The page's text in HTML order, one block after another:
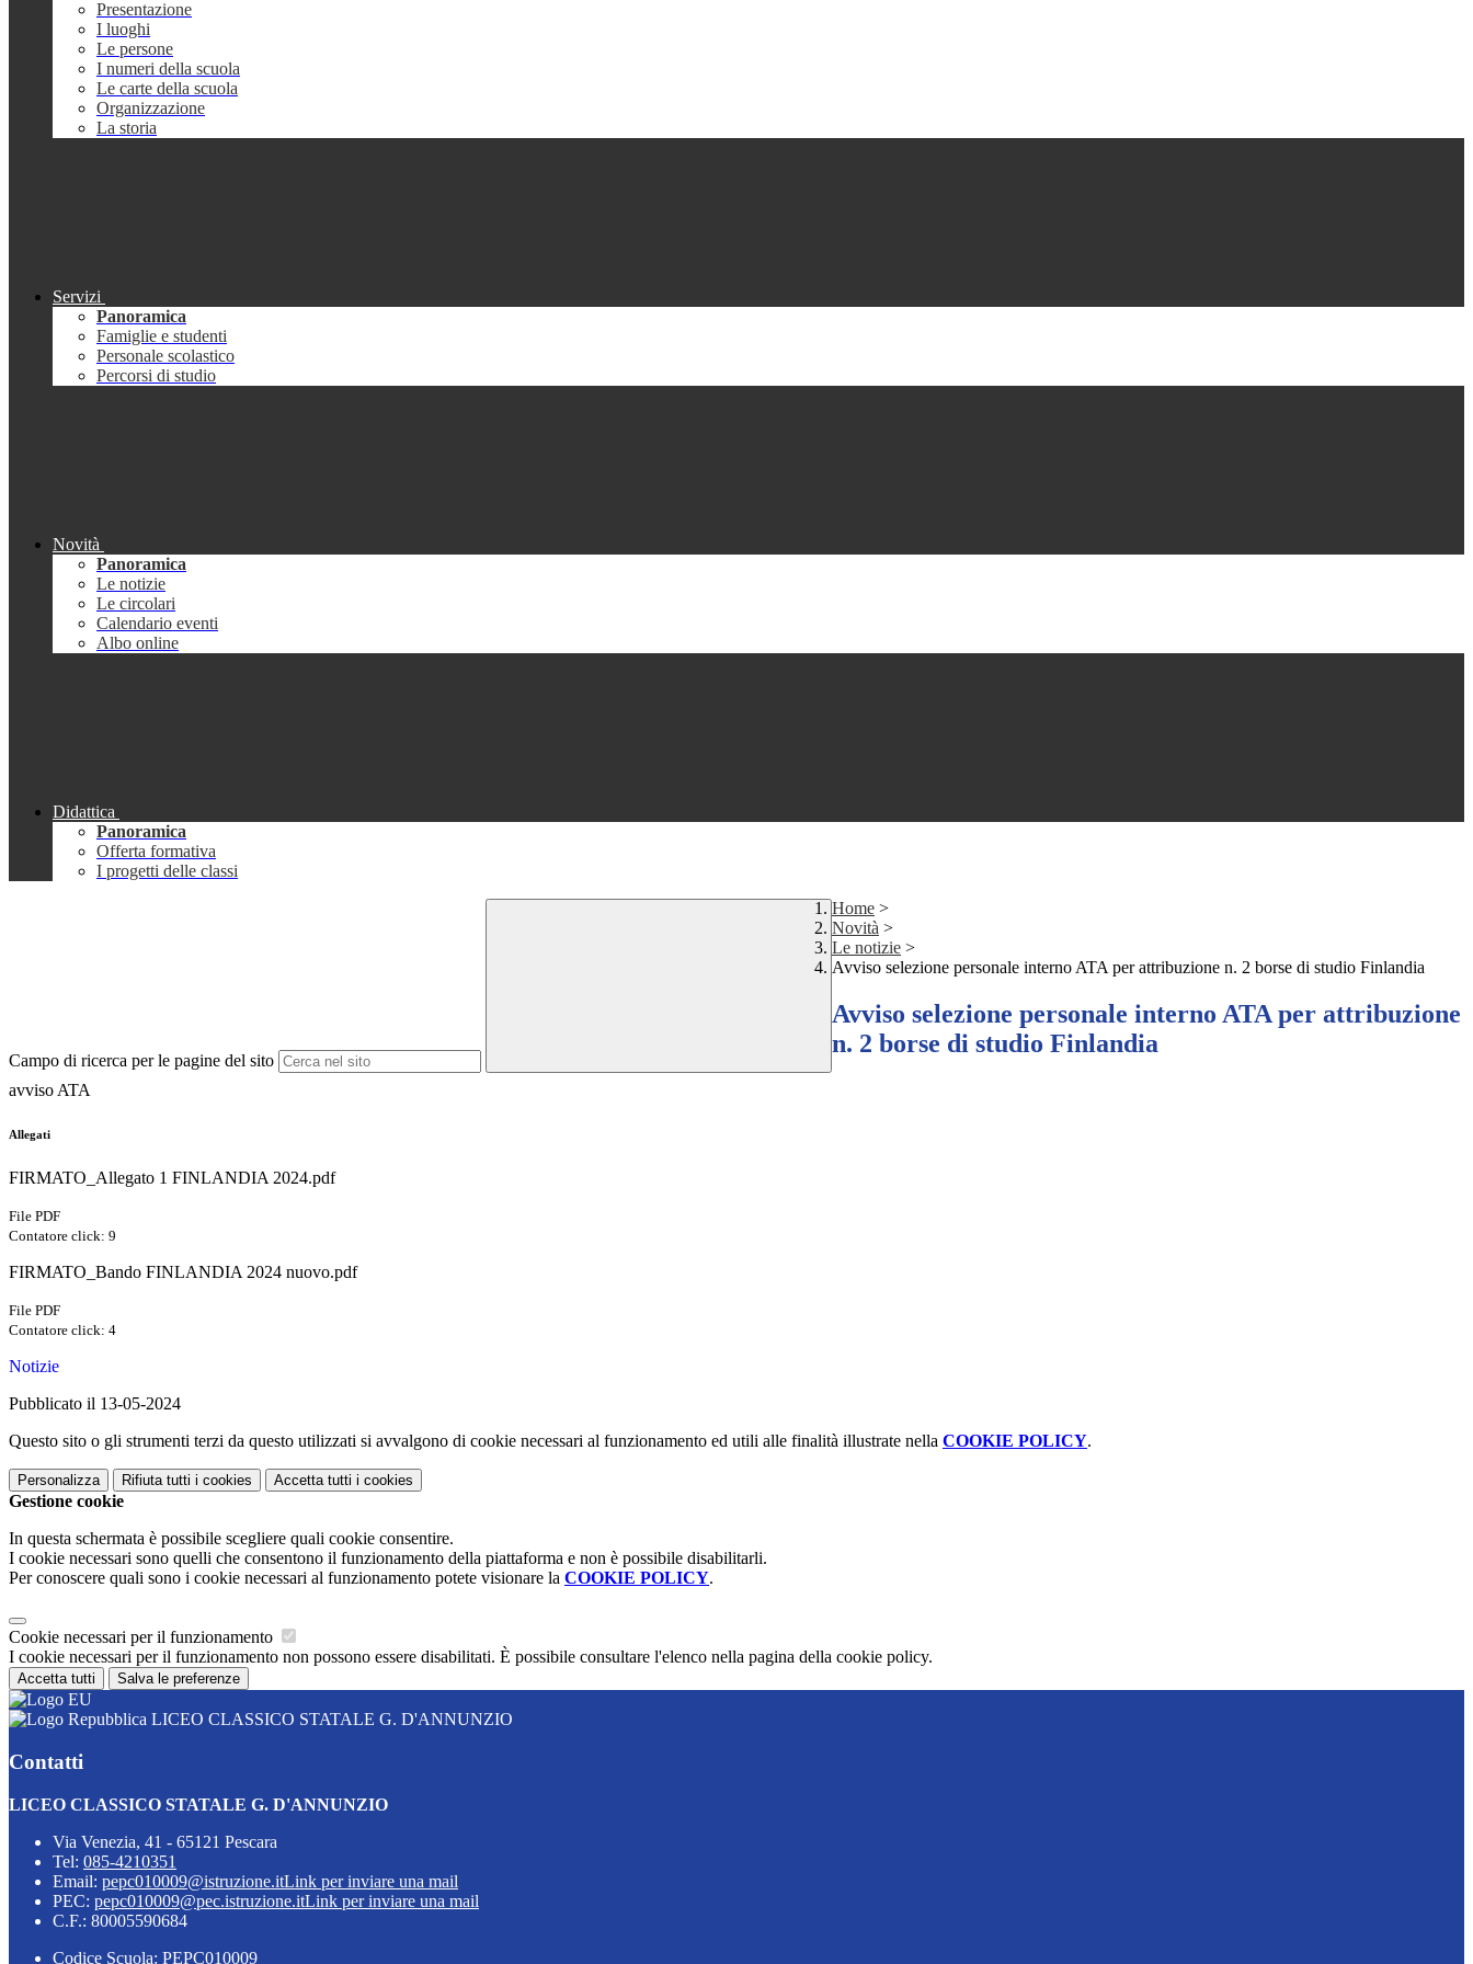
Presentazione
I luoghi
Le persone
I numeri della scuola
Le carte della scuola
Organizzazione
La storia
Servizi
Panoramica
Famiglie e studenti
Personale scolastico
Percorsi di studio
Novità
Panoramica
Le notizie
Le circolari
Calendario eventi
Albo online
Didattica
Panoramica
Offerta formativa
I progetti delle classi
Campo di ricerca per le pagine del sito
Home >
Novità >
Le notizie >
Avviso selezione personale interno ATA per attribuzione n. 2 borse di studio Finlandia
Avviso selezione personale interno ATA per attribuzione
n. 2 borse di studio Finlandia
avviso ATA
Allegati
FIRMATO_Allegato 1 FINLANDIA 2024.pdf
File PDF
Contatore click: 9
FIRMATO_Bando FINLANDIA 2024 nuovo.pdf
File PDF
Contatore click: 4
Notizie
Pubblicato il 13-05-2024
Questo sito o gli strumenti terzi da questo utilizzati si avvalgono di cookie necessari al funzionamento ed utili alle finalità illustrate nella COOKIE POLICY.
Personalizza Rifiuta tutti i cookies Accetta tutti i cookies
Gestione cookie
In questa schermata è possibile scegliere quali cookie consentire.
I cookie necessari sono quelli che consentono il funzionamento della piattaforma e non è possibile disabilitarli.
Per conoscere quali sono i cookie necessari al funzionamento potete visionare la COOKIE POLICY.
Cookie necessari per il funzionamento
I cookie necessari per il funzionamento non possono essere disabilitati. È possibile consultare l'elenco nella pagina della cookie policy.
Accetta tutti Salva le preferenze
LICEO CLASSICO STATALE G. D'ANNUNZIO
Contatti
LICEO CLASSICO STATALE G. D'ANNUNZIO
Via Venezia, 41 - 65121 Pescara
Tel: 085-4210351
Email: pepc010009@istruzione.itLink per inviare una mail
PEC: pepc010009@pec.istruzione.itLink per inviare una mail
C.F.: 80005590684
Codice Scuola: PEPC010009